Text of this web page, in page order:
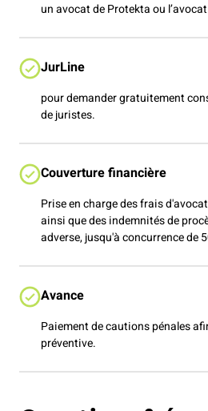
un avocat de Protekta ou
JurLine
pour demander gratuitement
de juristes.
Couverture financière
Prise en charge des frais
ainsi que des indemnités de
adverse, jusqu'à concurrence de
Avance
Paiement de cautions pénales
préventive.